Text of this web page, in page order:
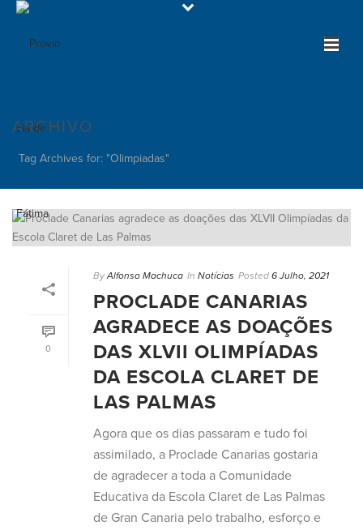
ARCHIVO
Tag Archives for: "Olimpiadas"
0
By Alfonso Machuca In Notícias Posted 6 Julho, 2021
PROCLADE CANARIAS
AGRADECE AS DOAÇÕES
DAS XLVII OLIMPÍADAS
DA ESCOLA CLARET DE
LAS PALMAS
Agora que os dias passaram e tudo foi
assimilado, a Proclade Canarias gostaria
de agradecer a toda a Comunidade
Educativa da Escola Claret de Las Palmas
de Gran Canaria pelo trabalho, esforço e